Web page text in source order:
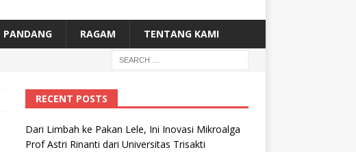
PANDANG RAGAM TENTANG KAMI
RECENT POSTS
Dari Limbah ke Pakan Lele, Ini Inovasi Mikroalga
Prof Astri Rinanti dari Universitas Trisakti